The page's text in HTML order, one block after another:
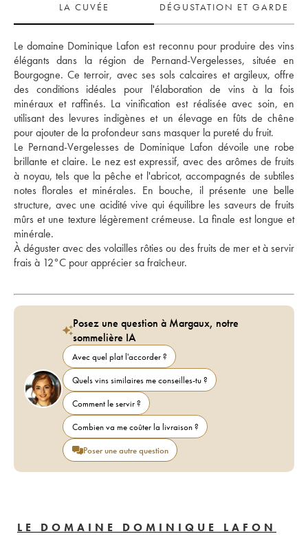
LA CUVÉE
DÉGUSTATION ET GARDE
Le domaine Dominique Lafon est reconnu pour produire des vins
élégants dans la région de Pernand-Vergelesses, située en
Bourgogne. Ce terroir, avec ses sols calcaires et argileux, offre
des conditions idéales pour l'élaboration de vins à la fois
minéraux et raffinés. La vinification est réalisée avec soin, en
utilisant des levures indigènes et un élevage en fûts de chêne
pour ajouter de la profondeur sans masquer la pureté du fruit.
Le Pernand-Vergelesses de Dominique Lafon dévoile une robe
brillante et claire. Le nez est expressif, avec des arômes de fruits
à noyau, tels que la pêche et l'abricot, accompagnés de subtiles
notes florales et minérales. En bouche, il présente une belle
structure, avec une acidité vive qui équilibre les saveurs de fruits
mûrs et une texture légèrement crémeuse. La finale est longue et
minérale.
À déguster avec des volailles rôties ou des fruits de mer et à servir
frais à 12°C pour apprécier sa fraîcheur.
Posez une question à Margaux, notre
sommelière IA
Avec quel plat l'accorder ?
Quels vins similaires me conseilles-tu ?
Comment le servir ?
Combien va me coûter la livraison ?
Poser une autre question
LE DOMAINE DOMINIQUE LAFON